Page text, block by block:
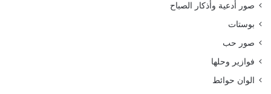
صور أدعية وأذكار الصباح
بوستات
صور حب
فوازير وحلها
الوان حوائط